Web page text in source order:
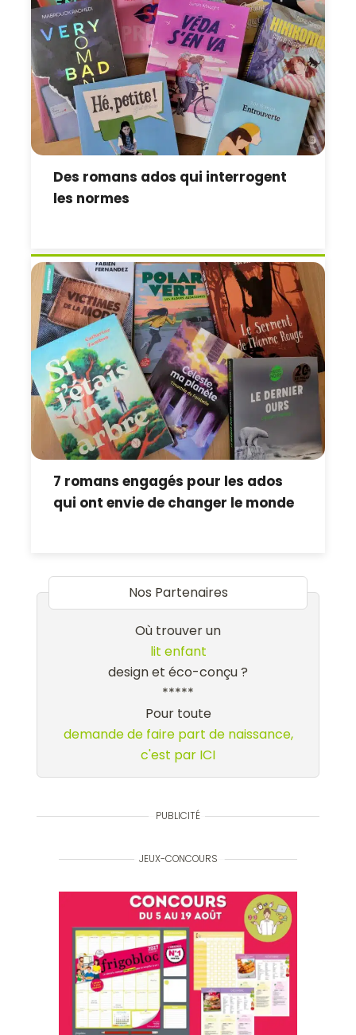
Des romans ados qui interrogent
les normes
7 romans engagés pour les ados
qui ont envie de changer le monde
Nos Partenaires
Où trouver un
lit enfant
design et éco-conçu ?
*****
Pour toute
demande de faire part de naissance,
c'est par ICI
PUBLICITÉ
JEUX-CONCOURS